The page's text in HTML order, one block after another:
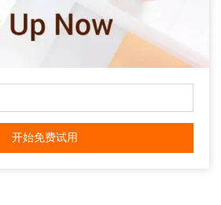
开始免费试用